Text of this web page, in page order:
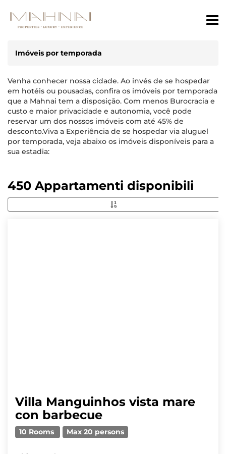
Imóveis por temporada
Venha conhecer nossa cidade. Ao invés de se hospedar
em hotéis ou pousadas, confira os imóveis por temporada
que a Mahnai tem a disposição. Com menos Burocracia e
custo e maior privacidade e autonomia, você pode
reservar um dos nossos imóveis com até 45% de
desconto.Viva a Experiência de se hospedar via aluguel
por temporada, veja abaixo os imóveis disponíveis para a
sua estadia:
450 Appartamenti disponibili
Villa Manguinhos vista mare
con barbecue
10 Rooms Max 20 persons